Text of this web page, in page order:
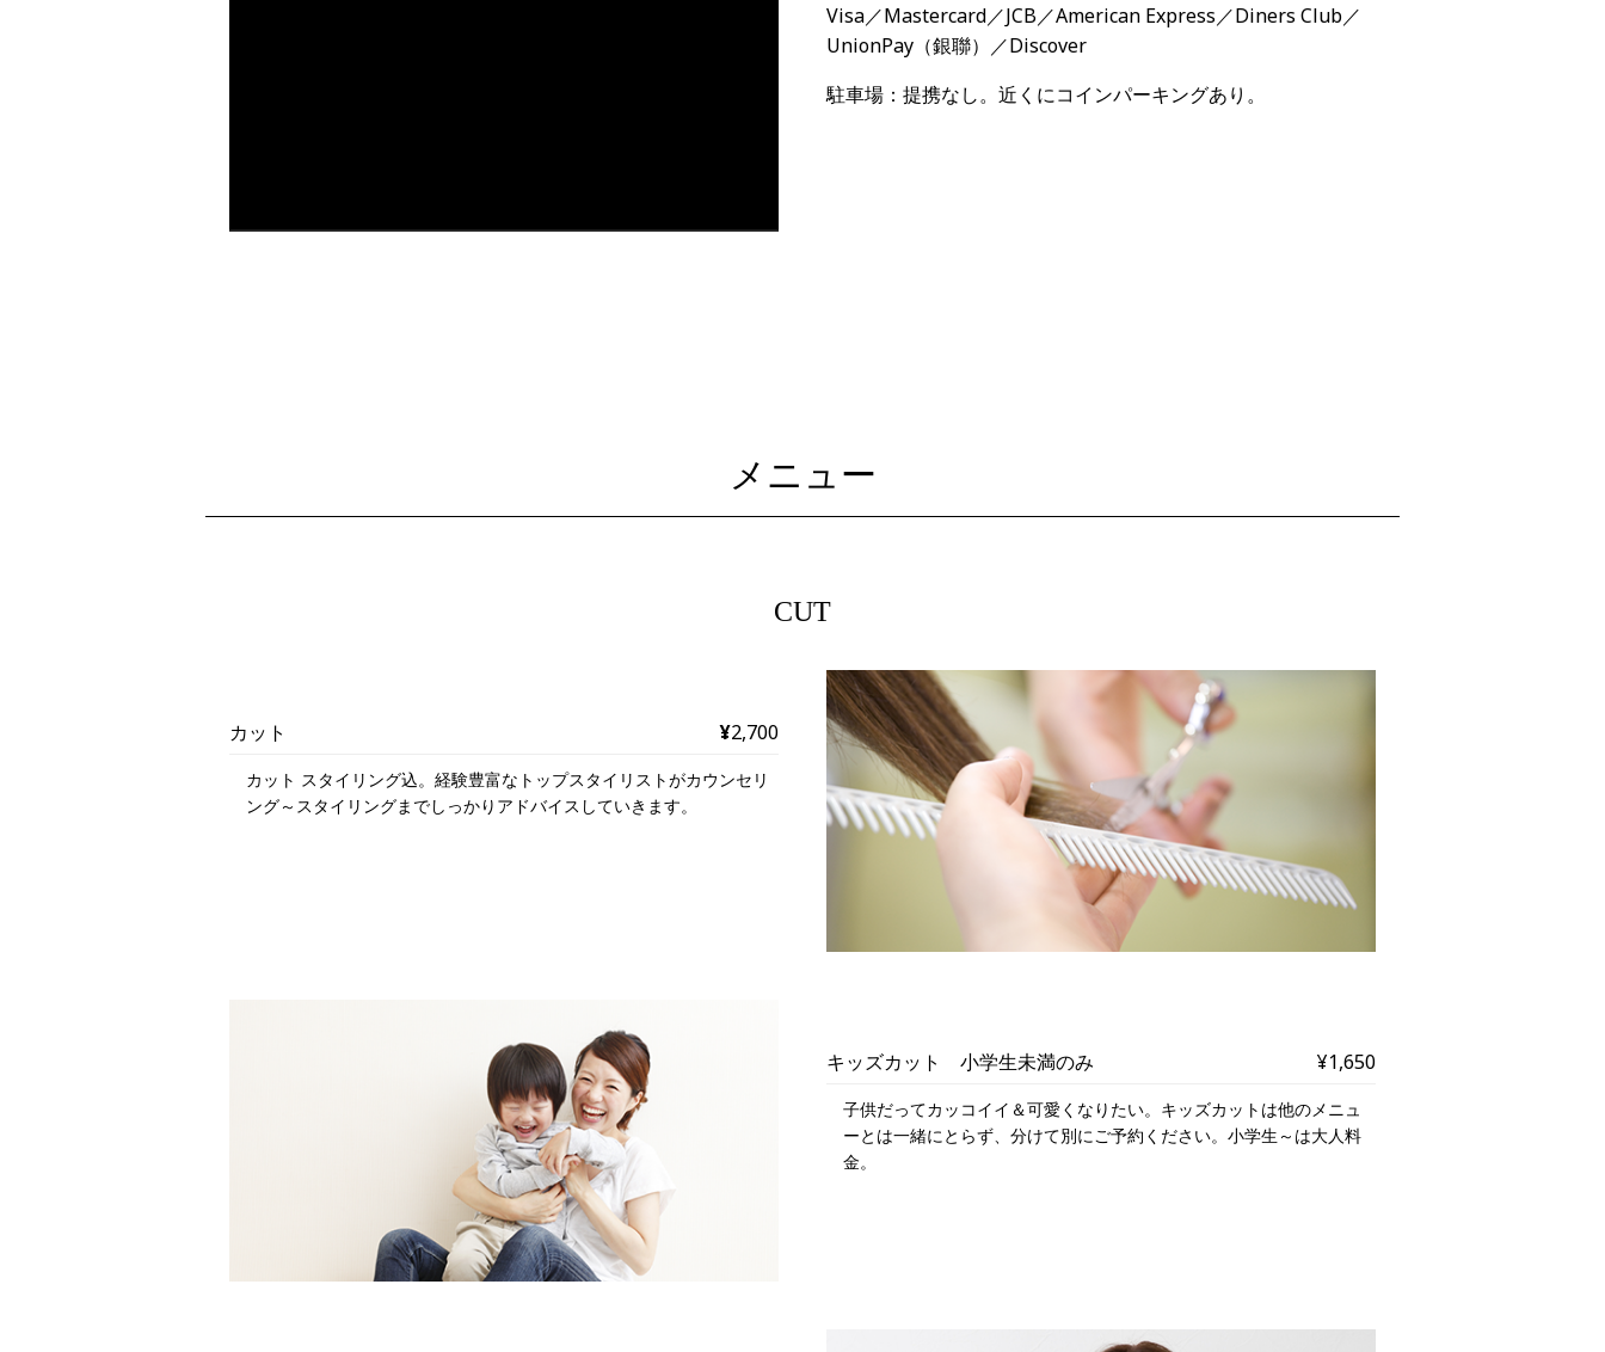
Visa／Mastercard／JCB／American Express／Diners Club／
UnionPay（銀聯）／Discover
駐車場： 提携なし。近くにコインパーキングあり。
メニュー
CUT
カット ¥2,700
カット スタイリング込。経験豊富なトップスタイリストがカウンセリ
ング～スタイリングまでしっかりアドバイスしていきます。
キッズカット 小学生未満のみ ¥1,650
子供だってカッコイイ＆可愛くなりたい。キッズカットは他のメニュ
ーとは一緒にとらず、分けて別にご予約ください。小学生～は大人料
金。